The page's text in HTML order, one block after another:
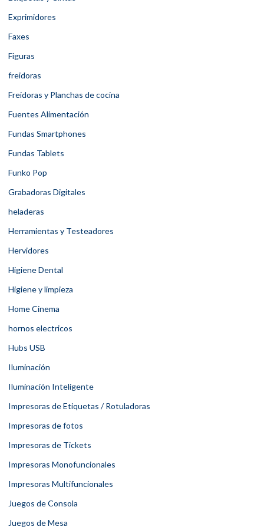
Exprimidores
Faxes
Figuras
freidoras
Freidoras y Planchas de cocina
Fuentes Alimentación
Fundas Smartphones
Fundas Tablets
Funko Pop
Grabadoras Digitales
heladeras
Herramientas y Testeadores
Hervidores
Higiene Dental
Higiene y limpieza
Home Cinema
hornos electricos
Hubs USB
Iluminación
Iluminación Inteligente
Impresoras de Etiquetas / Rotuladoras
Impresoras de fotos
Impresoras de Tickets
Impresoras Monofuncionales
Impresoras Multifuncionales
Juegos de Consola
Juegos de Mesa